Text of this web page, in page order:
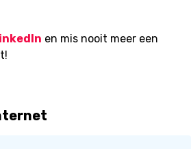
en mis nooit meer een